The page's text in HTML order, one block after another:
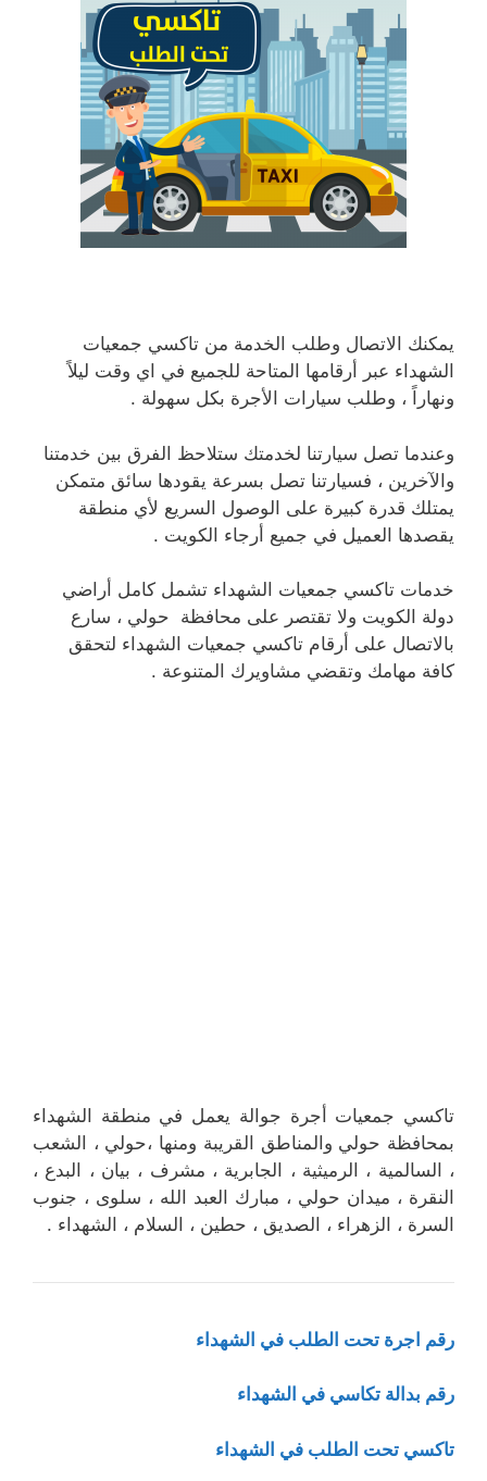
يمكنك الاتصال وطلب الخدمة من تاكسي جمعيات
الشهداء عبر أرقامها المتاحة للجميع في اي وقت ليلاً
ونهاراً ، وطلب سيارات الأجرة بكل سهولة .
وعندما تصل سيارتنا لخدمتك ستلاحظ الفرق بين خدمتنا
والآخرين ، فسيارتنا تصل بسرعة يقودها سائق متمكن
يمتلك قدرة كبيرة على الوصول السريع لأي منطقة
يقصدها العميل في جميع أرجاء الكويت .
خدمات تاكسي جمعيات الشهداء تشمل كامل أراضي
دولة الكويت ولا تقتصر على محافظة حولي ، سارع
بالاتصال على أرقام تاكسي جمعيات الشهداء لتحقق
كافة مهامك وتقضي مشاويرك المتنوعة .
تاكسي جمعيات أجرة جوالة يعمل في منطقة الشهداء
بمحافظة حولي والمناطق القريبة ‎ومنها ،حولي ، الشعب
، السالمية ، الرميثية ، الجابرية ، مشرف ، بيان ، البدع ،
النقرة ، ميدان حولي ، مبارك العبد الله ، سلوى ، جنوب
السرة ، الزهراء ، الصديق ، حطين ، السلام ، الشهداء .
رقم اجرة تحت الطلب في الشهداء
رقم بدالة تكاسي في الشهداء
تاكسي تحت الطلب في الشهداء